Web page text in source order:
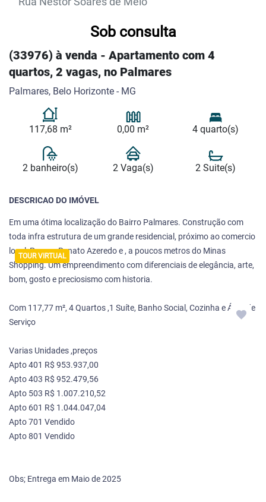
TOUR VIRTUAL
Sob consulta
(33976) à venda - Apartamento com 4
quartos, 2 vagas, no Palmares
Palmares, Belo Horizonte - MG
117,68 m² 0,00 m² 4 quarto(s)
2 banheiro(s) 2 Vaga(s) 2 Suite(s)
DESCRICAO DO IMÓVEL
Em uma ótima localização do Bairro Palmares. Construção com
toda infra estrutura de um grande residencial, próximo ao comercio
local ,Parque Renato Azeredo e , a poucos metros do Minas
Shopping. Um empreendimento com diferenciais de elegância, arte,
bom, gosto e preciosismo com historia.
Com 117,77 m², 4 Quartos ,1 Suíte, Banho Social, Cozinha e Área de
Serviço
Varias Unidades ,preços
Apto 401 R$ 953.937,00
Apto 403 R$ 952.479,56
Apto 503 R$ 1.007.210,52
Apto 601 R$ 1.044.047,04
Apto 701 Vendido
Apto 801 Vendido
Obs; Entrega em Maio de 2025